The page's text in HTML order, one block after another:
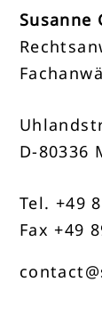
Susanne
D-80336
Tel. +49
Fax +49